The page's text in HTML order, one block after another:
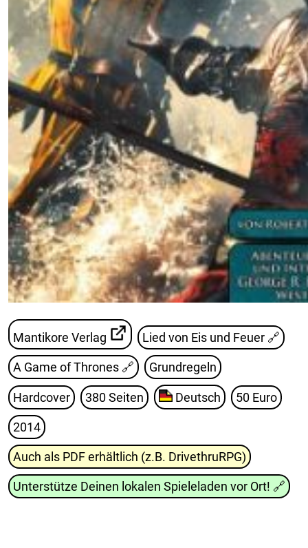
Mantikore Verlag Lied von Eis und Feuer 🔗
A Game of Thrones 🔗 Grundregeln
Hardcover 380 Seiten Deutsch 50 Euro
2014
Auch als PDF erhältlich (z.B. DrivethruRPG)
Unterstütze Deinen lokalen Spieleladen vor Ort! 🔗